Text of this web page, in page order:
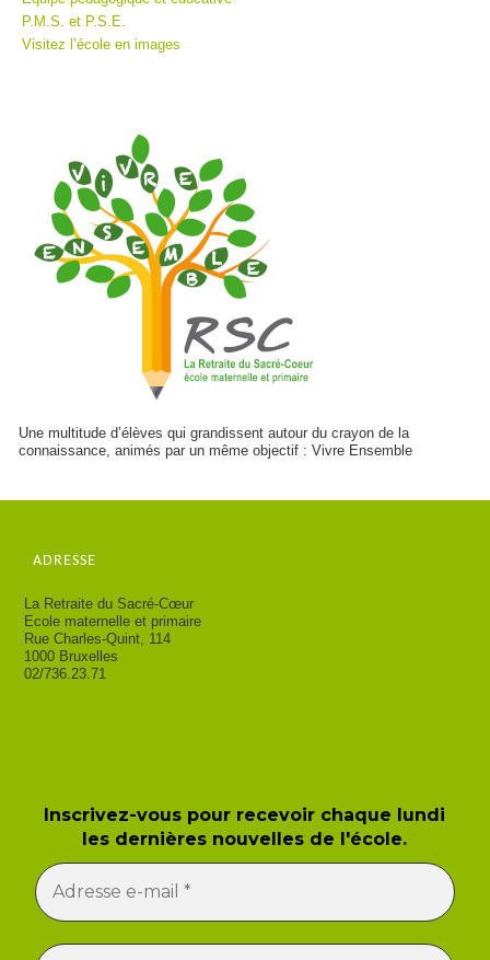
P.M.S. et P.S.E.
Visitez l’école en images
Une multitude d’élèves qui grandissent autour du crayon de la
connaissance, animés par un même objectif : Vivre Ensemble
ADRESSE
La Retraite du Sacré-Cœur
Ecole maternelle et primaire
Rue Charles-Quint, 114
1000 Bruxelles
02/736.23.71
Inscrivez-vous pour recevoir chaque lundi
les dernières nouvelles de l'école.